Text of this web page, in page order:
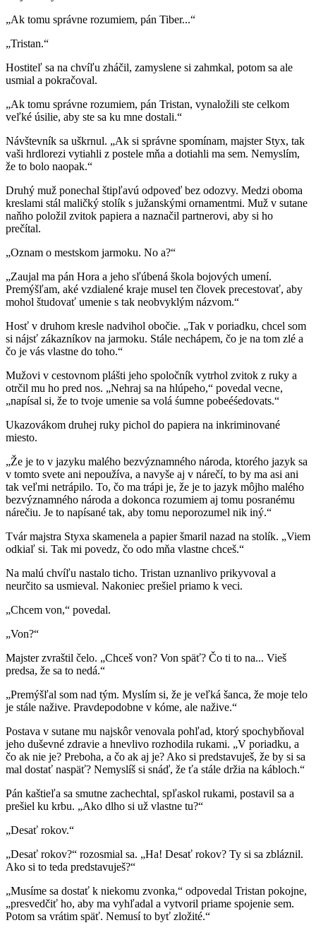
„Ak tomu správne rozumiem, pán Tiber...“
„Tristan.“
Hostiteľ sa na chvíľu zháčil, zamyslene si zahmkal, potom sa ale
usmial a pokračoval.
„Ak tomu správne rozumiem, pán Tristan, vynaložili ste celkom
veľké úsilie, aby ste sa ku mne dostali.“
Návštevník sa uškrnul. „Ak si správne spomínam, majster Styx, tak
vaši hrdlorezi vytiahli z postele mňa a dotiahli ma sem. Nemyslím,
že to bolo naopak.“
Druhý muž ponechal štipľavú odpoveď bez odozvy. Medzi oboma
kreslami stál maličký stolík s južanskými ornamentmi. Muž v sutane
naňho položil zvitok papiera a naznačil partnerovi, aby si ho
prečítal.
„Oznam o mestskom jarmoku. No a?“
„Zaujal ma pán Hora a jeho sľúbená škola bojových umení.
Premýšľam, aké vzdialené kraje musel ten človek precestovať, aby
mohol študovať umenie s tak neobvyklým názvom.“
Hosť v druhom kresle nadvihol obočie. „Tak v poriadku, chcel som
si nájsť zákazníkov na jarmoku. Stále nechápem, čo je na tom zlé a
čo je vás vlastne do toho.“
Mužovi v cestovnom plášti jeho spoločník vytrhol zvitok z ruky a
otrčil mu ho pred nos. „Nehraj sa na hlúpeho,“ povedal vecne,
„napísal si, že to tvoje umenie sa volá śumne pobeéśedovats.“
Ukazovákom druhej ruky pichol do papiera na inkriminované
miesto.
„Že je to v jazyku malého bezvýznamného národa, ktorého jazyk sa
v tomto svete ani nepoužíva, a navyše aj v nárečí, to by ma asi ani
tak veľmi netrápilo. To, čo ma trápi je, že je to jazyk môjho malého
bezvýznamného národa a dokonca rozumiem aj tomu posranému
nárečiu. Je to napísané tak, aby tomu neporozumel nik iný.“
Tvár majstra Styxa skamenela a papier šmaril nazad na stolík. „Viem
odkiaľ si. Tak mi povedz, čo odo mňa vlastne chceš.“
Na malú chvíľu nastalo ticho. Tristan uznanlivo prikyvoval a
neurčito sa usmieval. Nakoniec prešiel priamo k veci.
„Chcem von,“ povedal.
„Von?“
Majster zvraštil čelo. „Chceš von? Von späť? Čo ti to na... Vieš
predsa, že sa to nedá.“
„Premýšľal som nad tým. Myslím si, že je veľká šanca, že moje telo
je stále nažive. Pravdepodobne v kóme, ale nažive.“
Postava v sutane mu najskôr venovala pohľad, ktorý spochybňoval
jeho duševné zdravie a hnevlivo rozhodila rukami. „V poriadku, a
čo ak nie je? Preboha, a čo ak aj je? Ako si predstavuješ, že by si sa
mal dostať naspäť? Nemyslíš si snáď, že ťa stále držia na kábloch.“
Pán kaštieľa sa smutne zachechtal, spľaskol rukami, postavil sa a
prešiel ku krbu. „Ako dlho si už vlastne tu?“
„Desať rokov.“
„Desať rokov?“ rozosmial sa. „Ha! Desať rokov? Ty si sa zbláznil.
Ako si to teda predstavuješ?“
„Musíme sa dostať k niekomu zvonka,“ odpovedal Tristan pokojne,
„presvedčiť ho, aby ma vyhľadal a vytvoril priame spojenie sem.
Potom sa vrátim späť. Nemusí to byť zložité.“